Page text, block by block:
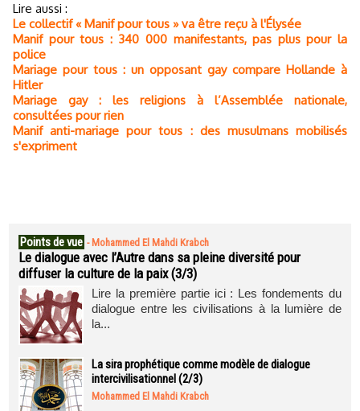
Lire aussi :
Le collectif « Manif pour tous » va être reçu à l'Élysée
Manif pour tous : 340 000 manifestants, pas plus pour la
police
Mariage pour tous : un opposant gay compare Hollande à
Hitler
Mariage gay : les religions à l’Assemblée nationale,
consultées pour rien
Manif anti-mariage pour tous : des musulmans mobilisés
s'expriment
Points de vue - Mohammed El Mahdi Krabch
Le dialogue avec l’Autre dans sa pleine diversité pour
diffuser la culture de la paix (3/3)
Lire la première partie ici : Les fondements du
dialogue entre les civilisations à la lumière de
la...
La sira prophétique comme modèle de dialogue
intercivilisationnel (2/3)
Mohammed El Mahdi Krabch